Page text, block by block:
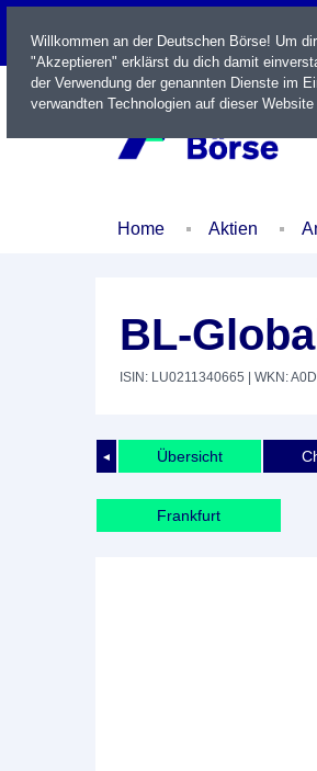
LIVE
Home Aktien
BL-
ISIN: LU0211340665 | WKN:
◄ Übersicht
Frankfurt
Willkommen an der Deutschen Börse! Um
"Akzeptieren" erklärst du dich damit
der Verwendung der genannten Dienste im
verwandten Technologien auf dieser